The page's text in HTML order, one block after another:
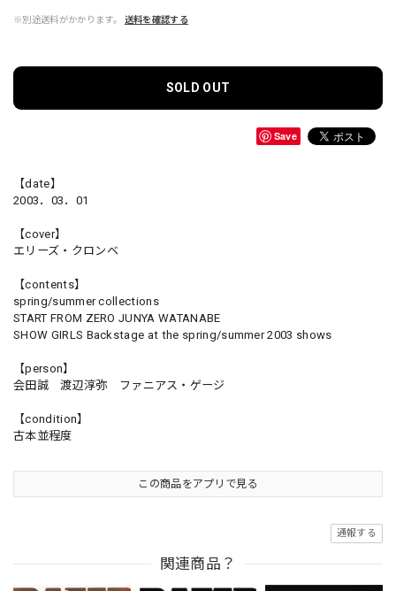
※別途送料がかかります。 送料を確認する
SOLD OUT
Save
【date】
2003．03．01
【cover】
エリーズ・クロンベ
【contents】
spring/summer collections
START FROM ZERO JUNYA WATANABE
SHOW GIRLS Backstage at the spring/summer 2003 shows
【person】
会田誠 渡辺淳弥 ファニアス・ゲージ
【condition】
古本並程度
この商品をアプリで見る
通報する
関連商品？